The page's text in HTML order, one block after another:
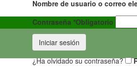
Nombre de usuario o correo
Contraseña *Obligatorio
Iniciar sesión
¿Ha olvidado su contraseña?